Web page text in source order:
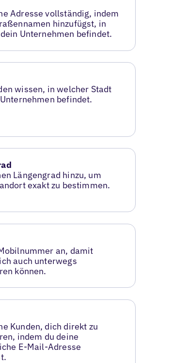
Adresse vollständig, indem
hinzufügst, in
Unternehmen befindet.
wissen, in welcher Stadt
befindet.
Längengrad hinzu, um
exakt zu bestimmen.
an, damit
auch unterwegs
können.
Kunden, dich direkt zu
indem du deine
E-Mail-Adresse